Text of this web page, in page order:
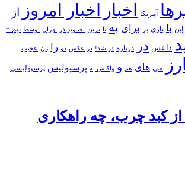
آمریکا اخبار اخبار امروز از
این با بازی بر برای به تا ترین تصاویر در تهران توسط تیم +
داعش در درباره در شد! در عکس دو را زن عجیب
می های هم و واکنش به پرسپولیس پرسپولیسی
کبد چرب، چه راهکاری